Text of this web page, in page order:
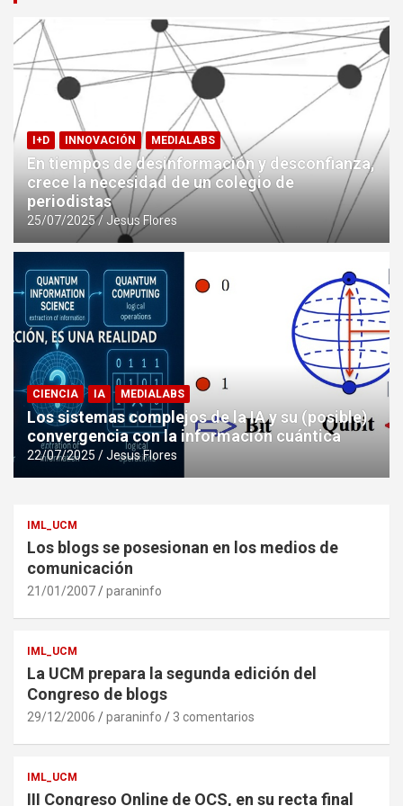
I+D INNOVACIÓN MEDIALABS
En tiempos de desinformación y desconfianza,
crece la necesidad de un colegio de
periodistas
25/07/2025 Jesus Flores
CIENCIA IA MEDIALABS
Los sistemas complejos de la IA y su (posible)
convergencia con la información cuántica
22/07/2025 Jesus Flores
IML_UCM
Los blogs se posesionan en los medios de
comunicación
21/01/2007 paraninfo
IML_UCM
La UCM prepara la segunda edición del
Congreso de blogs
29/12/2006 paraninfo 3 comentarios
IML_UCM
III Congreso Online de OCS, en su recta final